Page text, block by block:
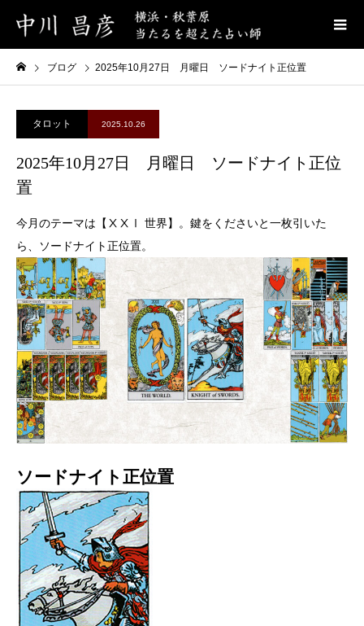
ブログ 2025年10月27日 月曜日 ソードナイト正位置
タロット 2025.10.26
2025年10月27日 月曜日 ソードナイト正位
置
今月のテーマは【ⅩⅩⅠ 世界】。鍵をくださいと一枚引いた
ら、ソードナイト正位置。
ソードナイト正位置